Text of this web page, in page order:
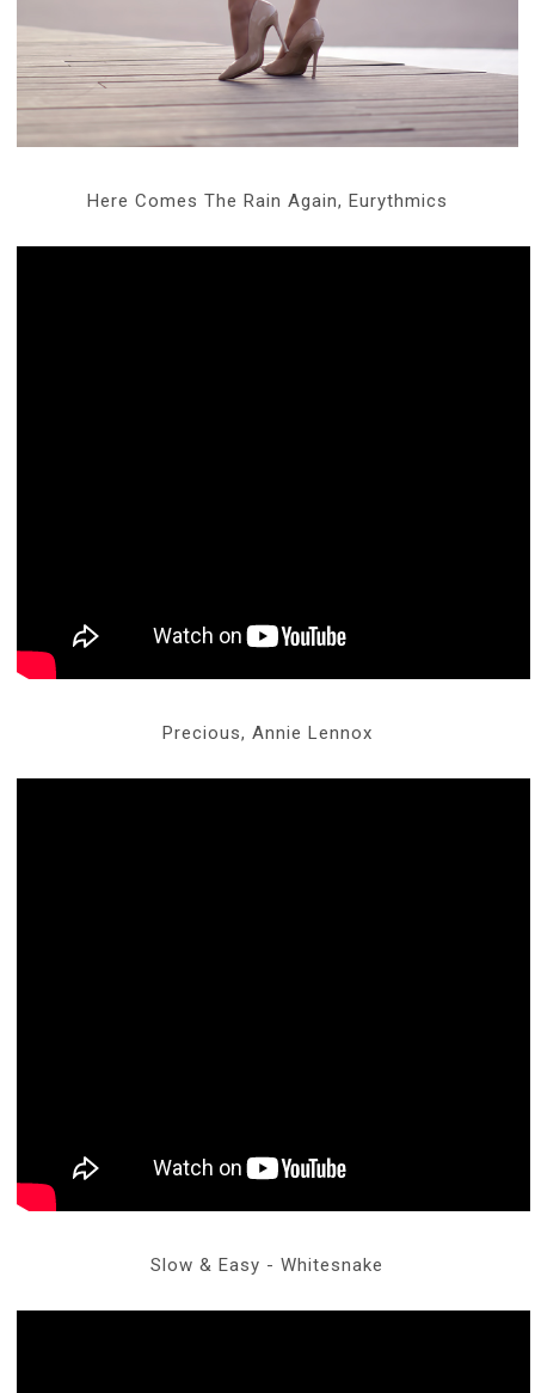
Here Comes The Rain Again, Eurythmics
Precious, Annie Lennox
Slow & Easy - Whitesnake